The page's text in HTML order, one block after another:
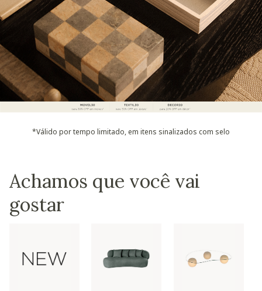
*Válido por tempo limitado, em itens sinalizados com selo
Achamos que você vai
gostar